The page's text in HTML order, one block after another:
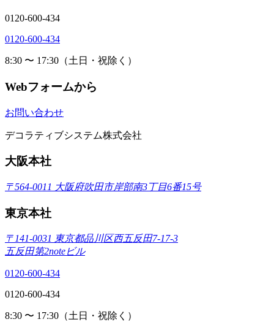
0120-600-434
0120-600-434
8:30 〜 17:30（土日・祝除く）
Webフォームから
お問い合わせ
デコラティブシステム株式会社
大阪本社
〒564-0011 大阪府吹田市岸部南3丁目6番15号
東京本社
〒141-0031 東京都品川区西五反田7-17-3
五反田第2noteビル
0120-600-434
0120-600-434
8:30 〜 17:30（土日・祝除く）